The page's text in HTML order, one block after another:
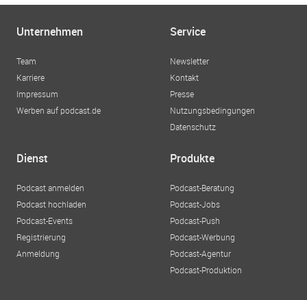
Unternehmen
Team
Karriere
Impressum
Werben auf podcast.de
Service
Newsletter
Kontakt
Presse
Nutzungsbedingungen
Datenschutz
Dienst
Podcast anmelden
Podcast hochladen
Podcast-Events
Registrierung
Anmeldung
Produkte
Podcast-Beratung
Podcast-Jobs
Podcast-Push
Podcast-Werbung
Podcast-Agentur
Podcast-Produktion